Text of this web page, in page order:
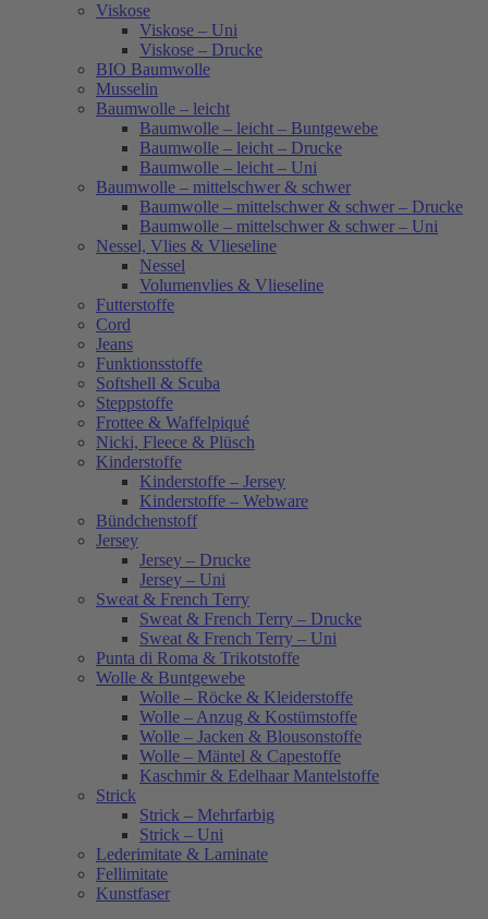
Viskose
Viskose – Uni
Viskose – Drucke
BIO Baumwolle
Musselin
Baumwolle – leicht
Baumwolle – leicht – Buntgewebe
Baumwolle – leicht – Drucke
Baumwolle – leicht – Uni
Baumwolle – mittelschwer & schwer
Baumwolle – mittelschwer & schwer – Drucke
Baumwolle – mittelschwer & schwer – Uni
Nessel, Vlies & Vlieseline
Nessel
Volumenvlies & Vlieseline
Futterstoffe
Cord
Jeans
Funktionsstoffe
Softshell & Scuba
Steppstoffe
Frottee & Waffelpiqué
Nicki, Fleece & Plüsch
Kinderstoffe
Kinderstoffe – Jersey
Kinderstoffe – Webware
Bündchenstoff
Jersey
Jersey – Drucke
Jersey – Uni
Sweat & French Terry
Sweat & French Terry – Drucke
Sweat & French Terry – Uni
Punta di Roma & Trikotstoffe
Wolle & Buntgewebe
Wolle – Röcke & Kleiderstoffe
Wolle – Anzug & Kostümstoffe
Wolle – Jacken & Blousonstoffe
Wolle – Mäntel & Capestoffe
Kaschmir & Edelhaar Mantelstoffe
Strick
Strick – Mehrfarbig
Strick – Uni
Lederimitate & Laminate
Fellimitate
Kunstfaser